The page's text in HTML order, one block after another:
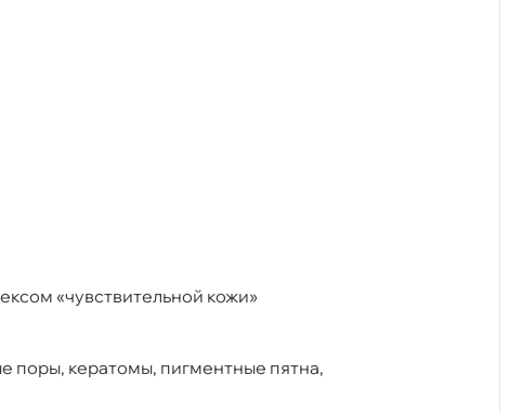
«чувствительной кожи»
поры, кератомы, пигментные пятна,